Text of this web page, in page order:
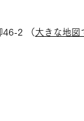
46-2 （ 大きな地図